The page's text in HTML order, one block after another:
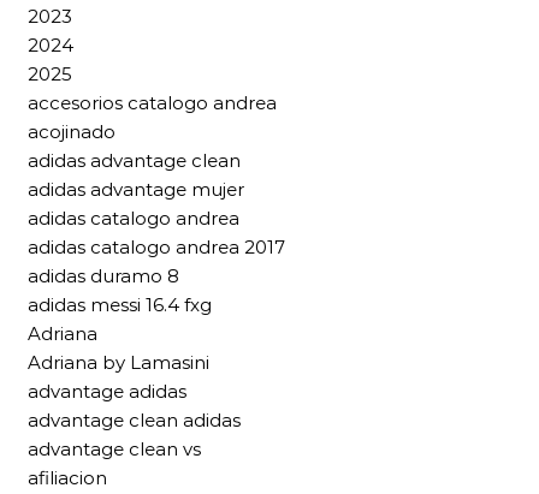
2023
2024
2025
accesorios catalogo andrea
acojinado
adidas advantage clean
adidas advantage mujer
adidas catalogo andrea
adidas catalogo andrea 2017
adidas duramo 8
adidas messi 16.4 fxg
Adriana
Adriana by Lamasini
advantage adidas
advantage clean adidas
advantage clean vs
afiliacion